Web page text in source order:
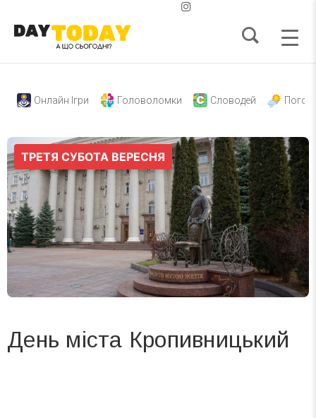
Онлайн Ігри Головоломки Словодей
День міста Кропивницький